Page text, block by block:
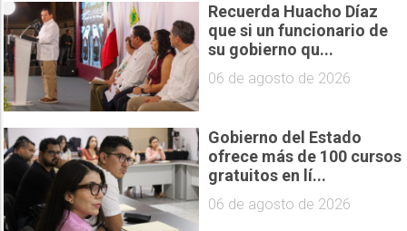
Recuerda Huacho Díaz
que si un funcionario de
su gobierno qu...
06 de agosto de 2026
Gobierno del Estado
ofrece más de 100 cursos
gratuitos en lí...
06 de agosto de 2026